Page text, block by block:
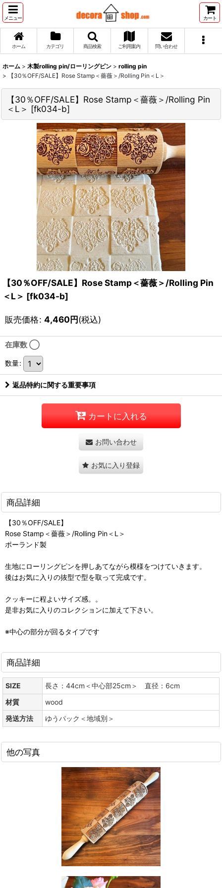
メニュー カート
ホーム カテゴリ 商品検索 ご利用案内 問い合わせ
ホーム > 木製rolling pin/ローリングピン > rolling pin
>
【30％OFF/SALE】Rose Stamp＜薔薇＞/Rolling Pin＜L＞
【30％OFF/SALE】Rose Stamp＜薔薇＞/Rolling Pin
＜L＞ [fk034-b]
【30％OFF/SALE】Rose Stamp＜薔薇＞/Rolling Pin
＜L＞ [fk034-b]
販売価格: 4,460円(税込)
在庫数 ◯
数量:
返品特約に関する重要事項
カートに入れる
お問い合わせ
お気に入り登録
商品詳細
【30％OFF/SALE】
Rose Stamp＜薔薇＞/Rolling Pin＜L＞
ポーランド製
生地にローリングピンを押しあてながら模様をつけていきます。
後はお気に入りの抜型で型を取って完成です。
クッキーに程よいサイズ感。。
是非お気に入りのコレクションに加えて下さい。
※中心の部分が回るタイプです
商品詳細
SIZE
長さ：44cm＜中心部25cm＞ 直径：6cm
材質
wood
発送方法
ゆうパック＜地域別＞
他の写真